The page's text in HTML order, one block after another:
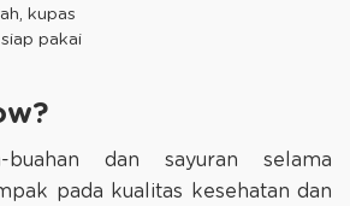
kupas
pakai
buahan dan sayuran selama
pada kualitas kesehatan dan